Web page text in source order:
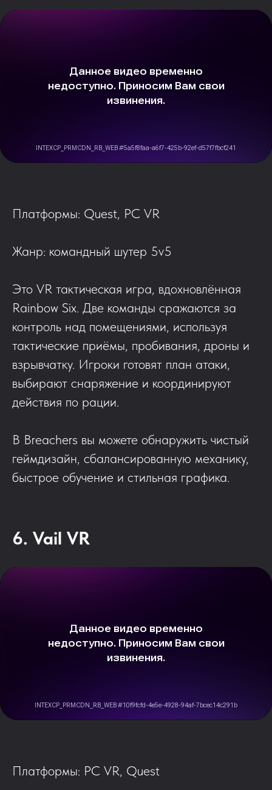
Платформы: Quest, PC VR
Жанр: командный шутер 5v5
Это VR тактическая игра, вдохновлённая
Rainbow Six. Две команды сражаются за
контроль над помещениями, используя
тактические приёмы, пробивания, дроны и
взрывчатку. Игроки готовят план атаки,
выбирают снаряжение и координируют
действия по рации.
В Breachers вы можете обнаружить чистый
геймдизайн, сбалансированную механику,
быстрое обучение и стильная графика.
6. Vail VR
Платформы: PC VR, Quest